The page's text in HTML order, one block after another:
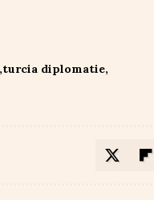
turcia diplomatie